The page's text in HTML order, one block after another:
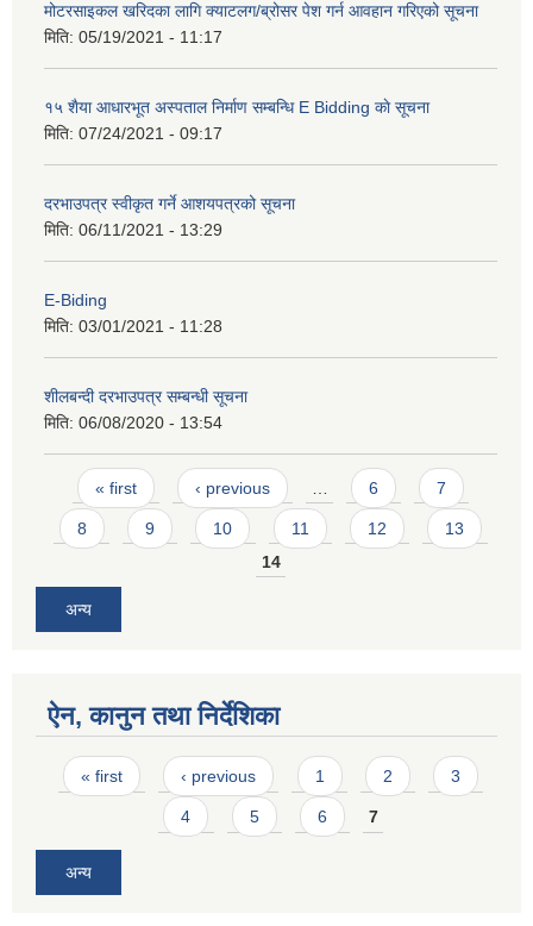
मोटरसाइकल खरिदका लागि क्याटलग/ब्रोसर पेश गर्न आवहान गरिएको सूचना
मिति: 05/19/2021 - 11:17
१५ शैया आधारभूत अस्पताल निर्माण सम्बन्धि E Bidding काे सूचना
मिति: 07/24/2021 - 09:17
दरभाउपत्र स्वीकृत गर्ने आशयपत्रको सूचना
मिति: 06/11/2021 - 13:29
E-Biding
मिति: 03/01/2021 - 11:28
शीलबन्दी दरभाउपत्र सम्बन्धी सूचना
मिति: 06/08/2020 - 13:54
Pages
« first ‹ previous 6 7
8 9 10 11 12
13
14
अन्य
ऐन, कानुन तथा निर्देशिका
Pages
« first ‹ previous 1 2 3
4 5 6 7
अन्य